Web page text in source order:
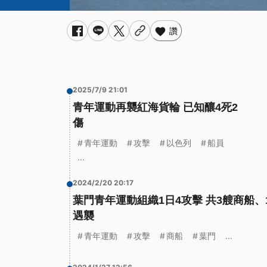
讚
2025/7/9 21:01
青年運動再襲紅海貨輪 已知釀4死2
傷
青年運動 攻擊 以色列
船員
...
2024/2/20 20:17
葉門青年運動組織1日4攻擊 共3艘商船
遇襲
青年運動 攻擊 商船 葉門 ...